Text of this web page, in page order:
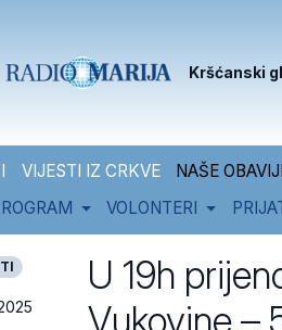
Kršćanski
VIJESTI IZ CRKVE NAŠE
VOLONTERI
U 19h
Vukovine –